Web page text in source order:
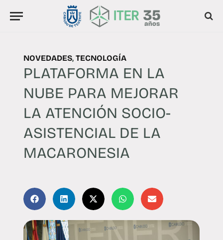
NOVEDADES, TECNOLOGÍA
PLATAFORMA EN LA
NUBE PARA MEJORAR
LA ATENCIÓN SOCIO-
ASISTENCIAL DE LA
MACARONESIA